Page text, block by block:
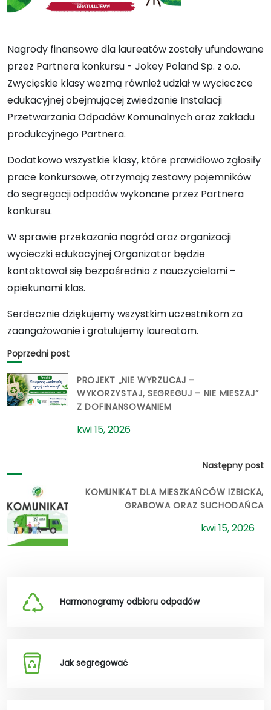
Nagrody finansowe dla laureatów zostały ufundowane
przez Partnera konkursu - Jokey Poland Sp. z o.o.
Zwycięskie klasy wezmą również udział w wycieczce
edukacyjnej obejmującej zwiedzanie Instalacji
Przetwarzania Odpadów Komunalnych oraz zakładu
produkcyjnego Partnera.
Dodatkowo wszystkie klasy, które prawidłowo zgłosiły
prace konkursowe, otrzymają zestawy pojemników
do segregacji odpadów wykonane przez Partnera
konkursu.
W sprawie przekazania nagród oraz organizacji
wycieczki edukacyjnej Organizator będzie
kontaktował się bezpośrednio z nauczycielami –
opiekunami klas.
Serdecznie dziękujemy wszystkim uczestnikom za
zaangażowanie i gratulujemy laureatom.
Poprzedni post
PROJEKT „NIE WYRZUCAJ –
WYKORZYSTAJ, SEGREGUJ – NIE MIESZAJ”
Z DOFINANSOWANIEM
kwi 15, 2026
Następny post
KOMUNIKAT DLA MIESZKAŃCÓW IZBICKA,
GRABOWA ORAZ SUCHODAŃCA
kwi 15, 2026
Harmonogramy odbioru odpadów
Jak segregować